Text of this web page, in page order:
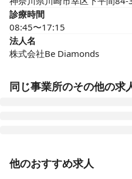
診療時間
08:45〜17:15
法人名
株式会社Be Diamonds
同じ事業所のその他の求
准看護師 正社員（常勤）
未経験可◎残業ほぼなし♪
他のおすすめ求人